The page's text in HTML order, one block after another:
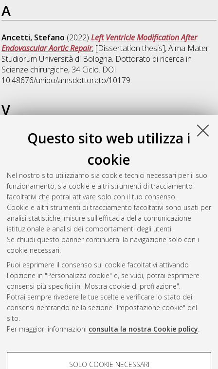
Questo sito web utilizza i
cookie
Nel nostro sito utilizziamo sia cookie tecnici necessari per il suo
funzionamento, sia cookie e altri strumenti di tracciamento
facoltativi che potrai attivare solo con il tuo consenso.
Cookie e altri strumenti di tracciamento facoltativi sono usati per
analisi statistiche, misure sull'efficacia della comunicazione
istituzionale e analisi dei comportamenti degli utenti.
Se chiudi questo banner continuerai la navigazione solo con i
cookie necessari.
Puoi esprimere il consenso sui cookie facoltativi attivando
l'opzione in "Personalizza cookie" e, se vuoi, potrai esprimere
consensi più specifici in "Mostra cookie di profilazione".
Potrai sempre rivedere le tue scelte e verificare lo stato dei
consensi rientrando nella sezione "Impostazione cookie" del
sito.
Per maggiori informazioni consulta la nostra Cookie policy.
COOKIE DI PROFILAZIONE -
SOLO COOKIE NECESSARI
A
Ancetti, Stefano (2022)Left Ventricle Modification After
Endovascular Aortic Repair, [Dissertation thesis], Alma Mater
Studiorum Università di Bologna. Dottorato di ricerca in
Scienze chirurgiche, 34 Ciclo. DOI
10.48676/unibo/amsdottorato/10179.
V
Vacirca, Andrea(2022)CO2-EVAR: An innovative approach to
Automated Carbon Dioxide Angiography during Endovascular
Abdominal Aortic Aneurysm repair, [Dissertation thesis], Alma
Mater Studiorum Università di Bologna. Dottorato di ricerca in
Scienze chirurgiche, 34 Ciclo. DOI
10.48676/unibo/amsdottorato/10159.
Questa lista e' stata generata ilSat Aug 8 20:30:47 2026
Atom
Rss 1.0
Rss 2.0
ISSN: 2038-7946
Impostazioni Cookie
Informativa sulla privacy